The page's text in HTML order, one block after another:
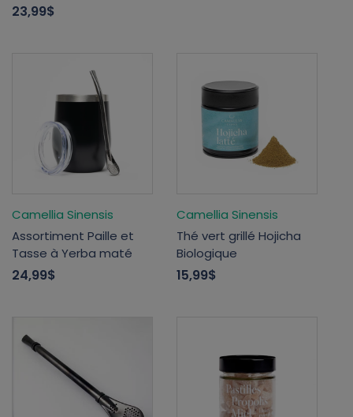
23,99$
Camellia Sinensis
Assortiment Paille et
Tasse à Yerba maté
24,99$
Camellia Sinensis
Thé vert grillé Hojicha
Biologique
15,99$